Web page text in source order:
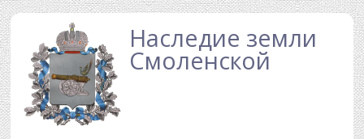
Перейти к основному содержаниюНаследие земли
Смоленской